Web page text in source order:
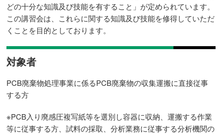
どの十分な知識及び技能を有すること」が定められています。
この講習会は、これらに関する知識及び技能を修得していただ
くことを目的としております。
対象者
PCB廃棄物処理事業に係るPCB廃棄物の収集運搬に直接従事
する方
※PCB入り廃感圧複写紙等を選別し容器に収納、運搬する作業
等に従事する方、試料の採取、分析業務に従事する分析機関の